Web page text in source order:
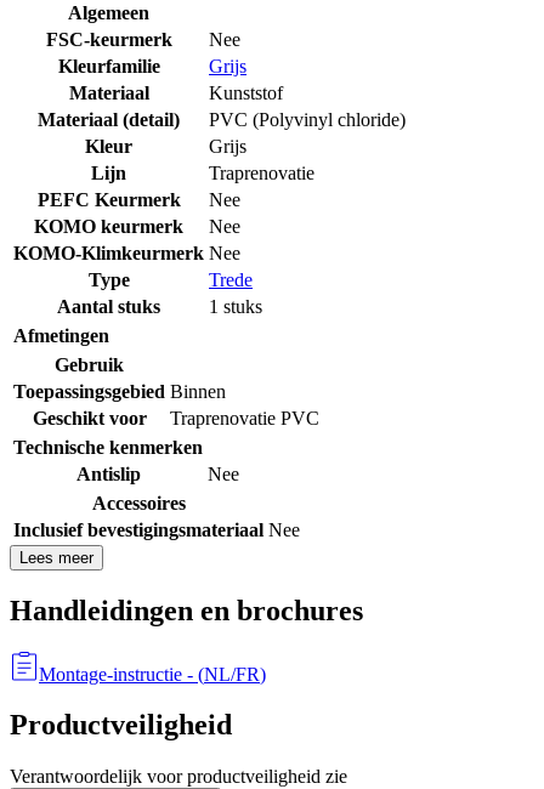
Algemeen
FSC-keurmerk
Nee
Kleurfamilie
Grijs
Materiaal
Kunststof
Materiaal (detail)
PVC (Polyvinyl chloride)
Kleur
Grijs
Lijn
Traprenovatie
PEFC Keurmerk
Nee
KOMO keurmerk
Nee
KOMO-Klimkeurmerk Nee
Type
Trede
Aantal stuks
1 stuks
Afmetingen
Gebruik
Toepassingsgebied Binnen
Geschikt voor
Traprenovatie PVC
Technische kenmerken
Antislip
Nee
Accessoires
Inclusief bevestigingsmateriaal Nee
Lees meer
Handleidingen en brochures
Montage-instructie - (NL/FR)
Productveiligheid
Verantwoordelijk voor productveiligheid zie